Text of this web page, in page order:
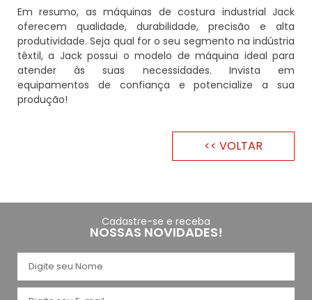
Em resumo, as máquinas de costura industrial Jack
oferecem qualidade, durabilidade, precisão e alta
produtividade. Seja qual for o seu segmento na indústria
têxtil, a Jack possui o modelo de máquina ideal para
atender às suas necessidades. Invista em
equipamentos de confiança e potencialize a sua
produção!
<< VOLTAR
Cadastre-se e receba
NOSSAS NOVIDADES!